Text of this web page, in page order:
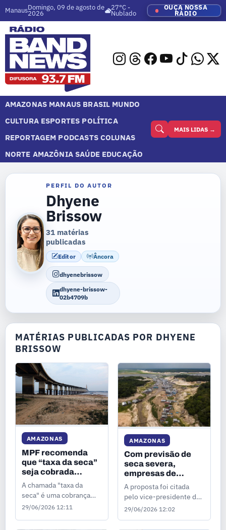
ManausDomingo, 09 de agosto de
2026
27°C -
Nublado
OUÇA NOSSA
RÁDIO
AMAZONAS MANAUS BRASIL MUNDO
CULTURA ESPORTES POLÍTICA
REPORTAGEM PODCASTS COLUNAS
NORTE AMAZÔNIA SAÚDE EDUCAÇÃO
MAIS LIDAS →
PERFIL DO AUTOR
Dhyene
Brissow
31 matérias
publicadas
Editor Âncora
dhyenebrissow
dhyene-brissow-
02b4709b
MATÉRIAS PUBLICADAS POR DHYENE
BRISSOW
AMAZONAS
MPF recomenda
que “taxa da seca”
seja cobrada
somente se rio
Negro baixar dos
17,7 metros
A chamada "taxa da
seca" é uma cobrança
extra no valor do frete,
29/06/2026 12:11
AMAZONAS
Com previsão de
seca severa,
empresas de
navegação pedem
redução de
impostos sobre
combustível
A proposta foi citada
pelo vice-presidente do
Sindarma, Madison
29/06/2026 12:02